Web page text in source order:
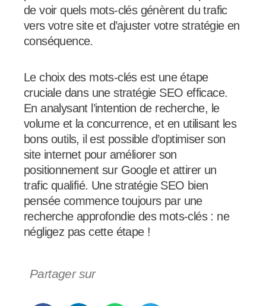
de voir quels mots-clés génèrent du trafic
vers votre site et d’ajuster votre stratégie en
conséquence.
Le choix des mots-clés est une étape
cruciale dans une stratégie SEO efficace.
En analysant l’intention de recherche, le
volume et la concurrence, et en utilisant les
bons outils, il est possible d’optimiser son
site internet pour améliorer son
positionnement sur Google et attirer un
trafic qualifié. Une stratégie SEO bien
pensée commence toujours par une
recherche approfondie des mots-clés : ne
négligez pas cette étape !
Partager sur